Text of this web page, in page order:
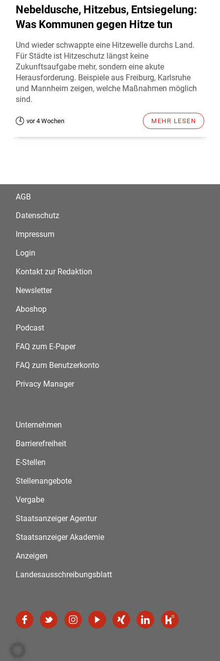
Nebeldusche, Hitzebus, Entsiegelung:
Was Kommunen gegen Hitze tun
Und wieder schwappte eine Hitzewelle durchs Land.
Für Städte ist Hitzeschutz längst keine
Zukunftsaufgabe mehr, sondern eine akute
Herausforderung. Beispiele aus Freiburg, Karlsruhe
und Mannheim zeigen, welche Maßnahmen möglich
sind.
vor 4 Wochen MEHR LESEN
AGB
Datenschutz
Impressum
Login
Kontakt zur Redaktion
Newsletter
Aboshop
Podcast
FAQ zum E-Paper
FAQ zum Benutzerkonto
Privacy Manager
Unternehmen
Barrierefreiheit
E-Stellen
Stellenangebote
Vergabe
Staatsanzeiger Agentur
Staatsanzeiger Akademie
Anzeigen
Landesausschreibungsblatt